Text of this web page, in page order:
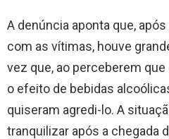
A denúncia aponta que,
com as vítimas, houve
vez que, ao perceberem
o efeito de bebidas
quiseram agredi-lo. A
tranquilizar após a chegada